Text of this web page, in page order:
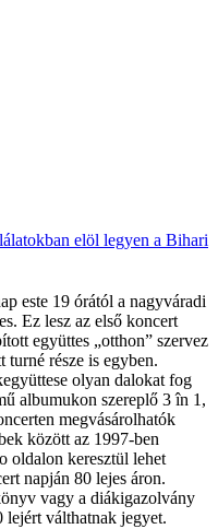
elöl legyen a Bihari
este 19 órától a nagyváradi
Ez lesz az első koncert
együttes „otthon” szervez
része is egyben.
olyan dalokat fog
albumukon szereplő 3 în 1,
megvásárolhatók
között az 1997-ben
oldalon keresztül lehet
napján 80 lejes áron.
vagy a diákigazolvány
lejért válthatnak jegyet.